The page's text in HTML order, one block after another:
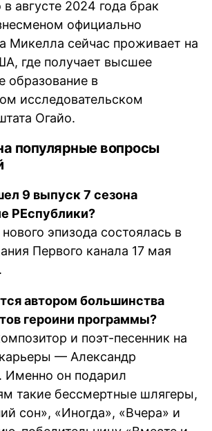
августе 2024 года брак
официально
Микелла сейчас проживает на
где получает высшее
образование в
исследовательском
Огайо.
популярные вопросы
9 выпуск 7 сезона
РЕспублики?
эпизода состоялась в
Первого канала 17 мая
автором большинства
героини программы?
и поэт-песенник на
карьеры — Александр
Именно он подарил
такие бессмертные шлягеры,
сон», «Иногда», «Вчера» и